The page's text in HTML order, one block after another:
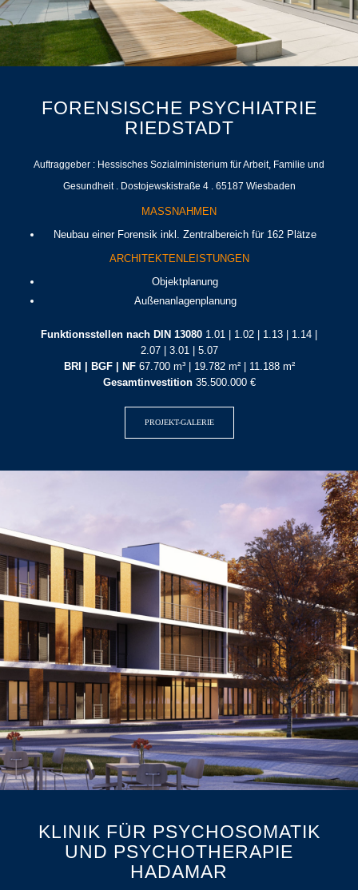
FORENSISCHE PSYCHIATRIE
RIEDSTADT
Auftraggeber : Hessisches Sozialministerium für Arbeit, Familie und
Gesundheit . Dostojewskistraße 4 . 65187 Wiesbaden
MASSNAHMEN
Neubau einer Forensik inkl. Zentralbereich für 162 Plätze
ARCHITEKTENLEISTUNGEN
Objektplanung
Außenanlagenplanung
Funktionsstellen nach DIN 13080 1.01 | 1.02 | 1.13 | 1.14 |
2.07 | 3.01 | 5.07
BRI | BGF | NF67.700 m³ | 19.782 m² | 11.188 m²
Gesamtinvestition35.500.000 €
PROJEKT-GALERIE
KLINIK FÜR PSYCHOSOMATIK
UND PSYCHOTHERAPIE
HADAMAR